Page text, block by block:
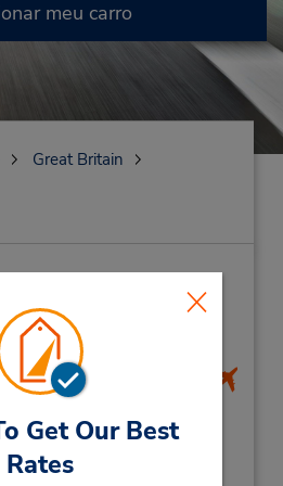
Get Our Best
Rates
meu carro
Great Britain
Locação de